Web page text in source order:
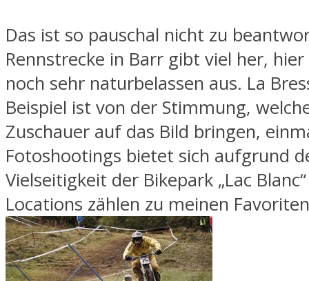
Das ist so pauschal nicht zu
Rennstrecke in Barr gibt viel her,
noch sehr naturbelassen aus. La
Beispiel ist von der Stimmung,
Zuschauer auf das Bild bringen,
Fotoshootings bietet sich aufgrund
Vielseitigkeit der Bikepark „Lac
Locations zählen zu meinen